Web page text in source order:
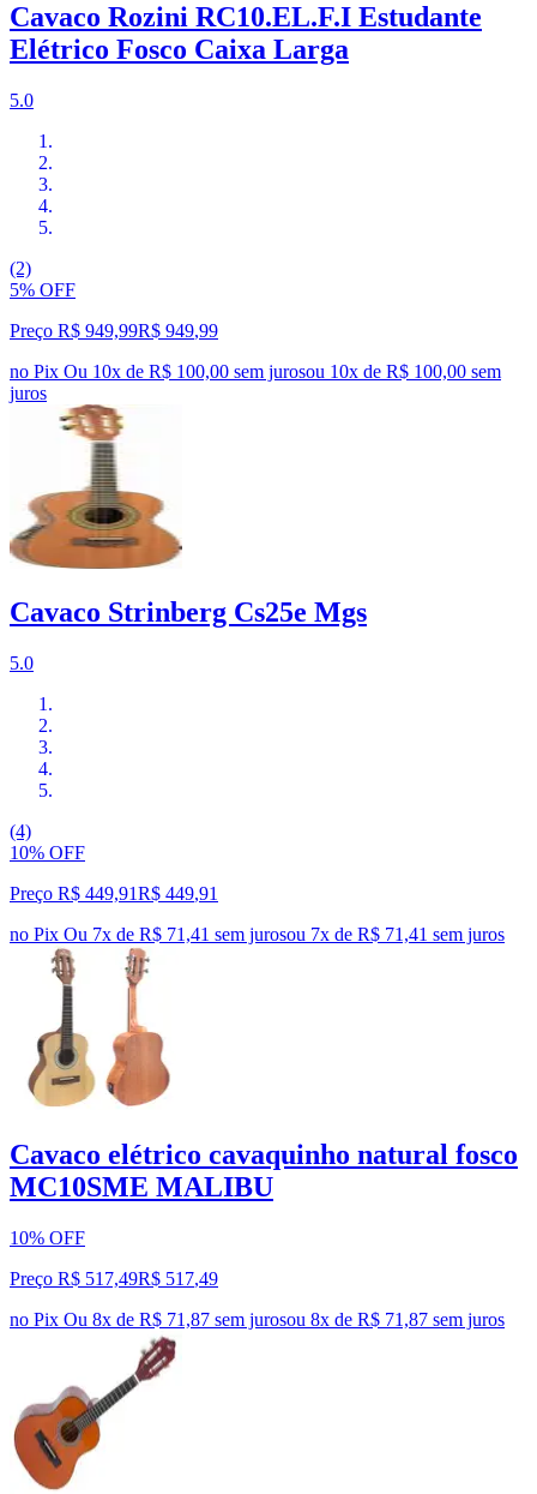
Cavaco Rozini RC10.EL.F.I Estudante
Elétrico Fosco Caixa Larga
5.0
(2)
5% OFF
Preço R$ 949,99R$ 949,99
no Pix Ou 10x de R$ 100,00 sem jurosou 10x de R$ 100,00 sem
juros
Cavaco Strinberg Cs25e Mgs
5.0
(4)
10% OFF
Preço R$ 449,91R$ 449,91
no Pix Ou 7x de R$ 71,41 sem jurosou 7x de R$ 71,41 sem juros
Cavaco elétrico cavaquinho natural fosco
MC10SME MALIBU
10% OFF
Preço R$ 517,49R$ 517,49
no Pix Ou 8x de R$ 71,87 sem jurosou 8x de R$ 71,87 sem juros